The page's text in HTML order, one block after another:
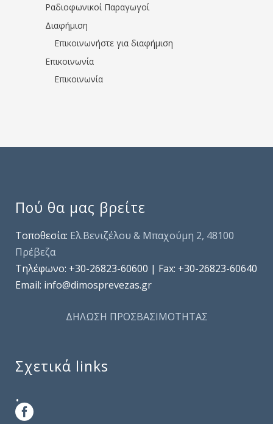
Ραδιοφωνικοί Παραγωγοί
Διαφήμιση
Επικοινωνήστε για διαφήμιση
Επικοινωνία
Επικοινωνία
Πού θα μας βρείτε
Τοποθεσία: Ελ.Βενιζέλου & Μπαχούμη 2, 48100
Πρέβεζα
Τηλέφωνo: +30-26823-60600 | Fax: +30-26823-60640
Email: info@dimosprevezas.gr
ΔΗΛΩΣΗ ΠΡΟΣΒΑΣΙΜΟΤΗΤΑΣ
Σχετικά links
.